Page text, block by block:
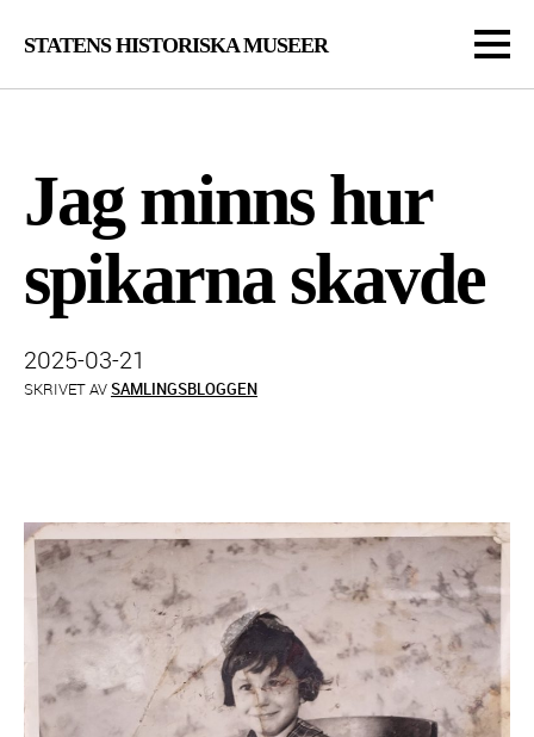
STATENS HISTORISKA MUSEER
Jag minns hur
spikarna skavde
Publicerad:
2025-03-21
SKRIVET AV SAMLINGSBLOGGEN